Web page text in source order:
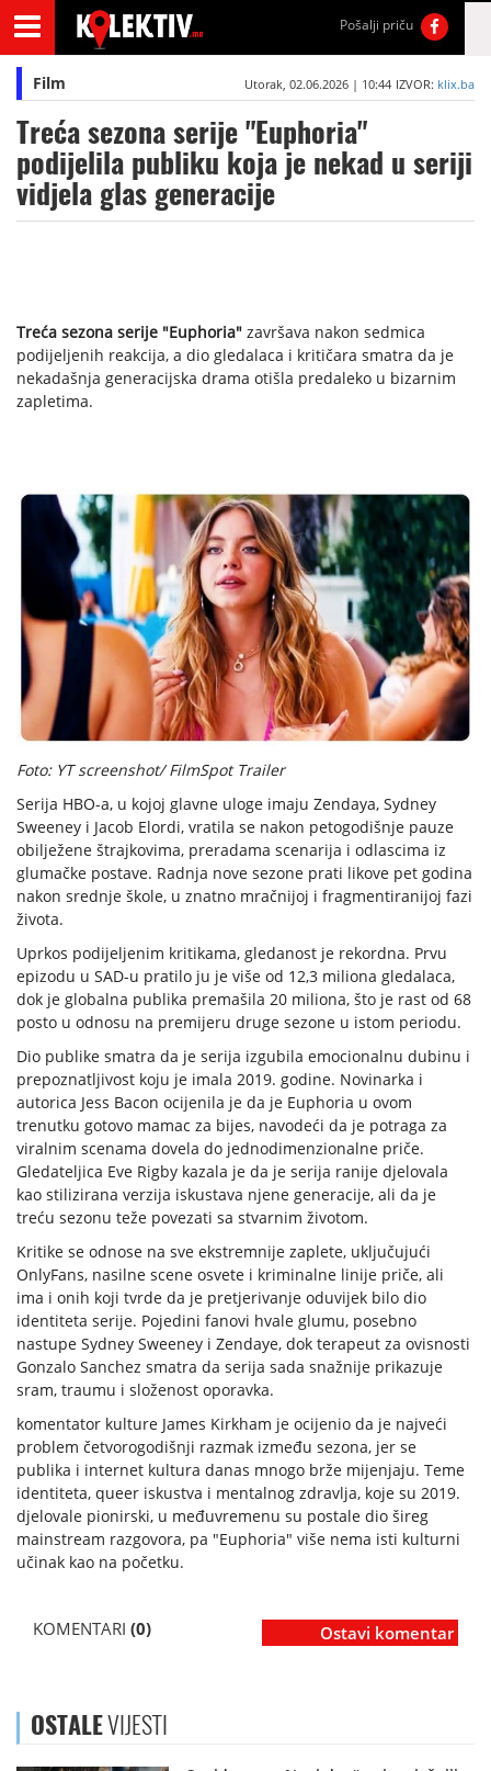
Pošalji priču
Film Utorak, 02.06.2026 | 10:44 IZVOR: klix.ba
Treća sezona serije "Euphoria"
podijelila publiku koja je nekad u seriji
vidjela glas generacije
Treća sezona serije "Euphoria" završava nakon sedmica
podijeljenih reakcija, a dio gledalaca i kritičara smatra da je
nekadašnja generacijska drama otišla predaleko u bizarnim
zapletima.
Foto: YT screenshot/ FilmSpot Trailer
Serija HBO-a, u kojoj glavne uloge imaju Zendaya, Sydney
Sweeney i Jacob Elordi, vratila se nakon petogodišnje pauze
obilježene štrajkovima, preradama scenarija i odlascima iz
glumačke postave. Radnja nove sezone prati likove pet godina
nakon srednje škole, u znatno mračnijoj i fragmentiranijoj fazi
života.
Uprkos podijeljenim kritikama, gledanost je rekordna. Prvu
epizodu u SAD-u pratilo ju je više od 12,3 miliona gledalaca,
dok je globalna publika premašila 20 miliona, što je rast od 68
posto u odnosu na premijeru druge sezone u istom periodu.
Dio publike smatra da je serija izgubila emocionalnu dubinu i
prepoznatljivost koju je imala 2019. godine. Novinarka i
autorica Jess Bacon ocijenila je da je Euphoria u ovom
trenutku gotovo mamac za bijes, navodeći da je potraga za
viralnim scenama dovela do jednodimenzionalne priče.
Gledateljica Eve Rigby kazala je da je serija ranije djelovala
kao stilizirana verzija iskustava njene generacije, ali da je
treću sezonu teže povezati sa stvarnim životom.
Kritike se odnose na sve ekstremnije zaplete, uključujući
OnlyFans, nasilne scene osvete i kriminalne linije priče, ali
ima i onih koji tvrde da je pretjerivanje oduvijek bilo dio
identiteta serije. Pojedini fanovi hvale glumu, posebno
nastupe Sydney Sweeney i Zendaye, dok terapeut za ovisnosti
Gonzalo Sanchez smatra da serija sada snažnije prikazuje
sram, traumu i složenost oporavka.
komentator kulture James Kirkham je ocijenio da je najveći
problem četvorogodišnji razmak između sezona, jer se
publika i internet kultura danas mnogo brže mijenjaju. Teme
identiteta, queer iskustva i mentalnog zdravlja, koje su 2019.
djelovale pionirski, u međuvremenu su postale dio šireg
mainstream razgovora, pa "Euphoria" više nema isti kulturni
učinak kao na početku.
KOMENTARI (0) Ostavi komentar
OSTALEVIJESTI